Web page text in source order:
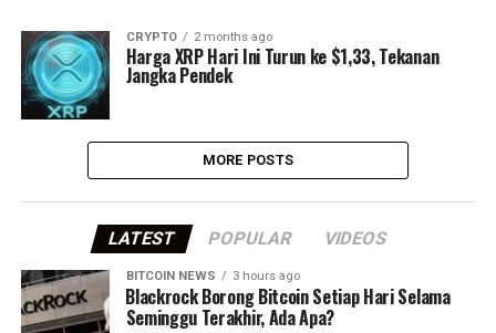
CRYPTO 2 months ago
Harga XRP Hari Ini Turun ke $1,33, Tekanan
Jangka Pendek
MORE POSTS
LATEST POPULAR VIDEOS
BITCOIN NEWS 3 hours ago
⁠Blackrock Borong Bitcoin Setiap Hari Selama
Seminggu Terakhir, Ada Apa?